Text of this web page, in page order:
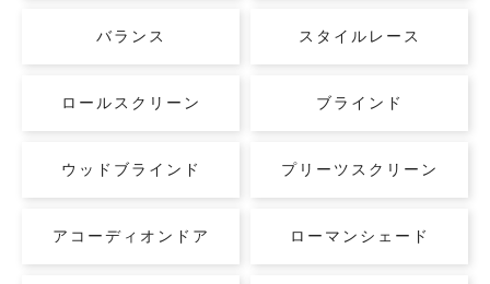
バランス スタイルレース
ロールスクリーン ブラインド
ウッドブラインド プリーツスクリーン
アコーディオンドア ローマンシェード